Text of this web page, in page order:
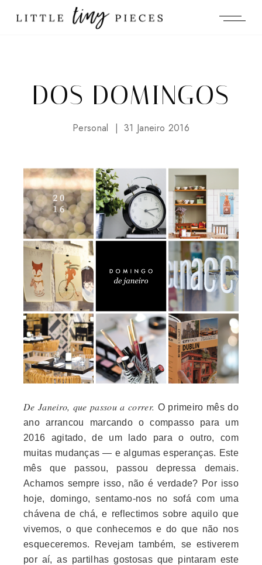
DOS DOMINGOS
Personal 31 Janeiro 2016
De Janeiro, que passou a correr. O primeiro mês do
ano arrancou marcando o compasso para um
2016 agitado, de um lado para o outro, com
muitas mudanças — e algumas esperanças. Este
mês que passou, passou depressa demais.
Achamos sempre isso, não é verdade? Por isso
hoje, domingo, sentamo-nos no sofá com uma
chávena de chá, e reflectimos sobre aquilo que
vivemos, o que conhecemos e do que não nos
esqueceremos. Revejam também, se estiverem
por aí, as partilhas gostosas que pintaram este